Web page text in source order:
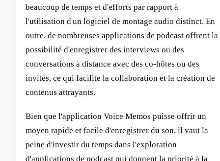
beaucoup de temps et d'efforts par rapport à
l'utilisation d'un logiciel de montage audio distinct. En
outre, de nombreuses applications de podcast offrent la
possibilité d'enregistrer des interviews ou des
conversations à distance avec des co-hôtes ou des
invités, ce qui facilite la collaboration et la création de
contenus attrayants.
Bien que l'application Voice Memos puisse offrir un
moyen rapide et facile d'enregistrer du son, il vaut la
peine d'investir du temps dans l'exploration
d'applications de podcast qui donnent la priorité à la